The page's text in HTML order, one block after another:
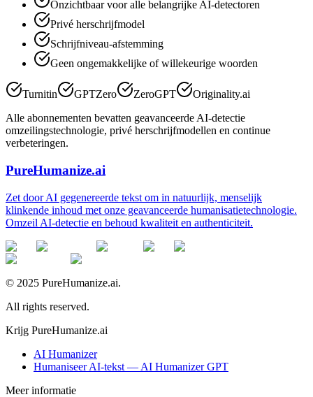
Onzichtbaar voor alle belangrijke AI-detectoren
Privé herschrijfmodel
Schrijfniveau-afstemming
Geen ongemakkelijke of willekeurige woorden
Turnitin GPTZero ZeroGPT
Originality.ai
Alle abonnementen bevatten geavanceerde AI-detectie
omzeilingstechnologie, privé herschrijfmodellen en continue
verbeteringen.
PureHumanize.ai
Zet door AI gegenereerde tekst om in natuurlijk, menselijk
klinkende inhoud met onze geavanceerde humanisatietechnologie.
Omzeil AI-detectie en behoud kwaliteit en authenticiteit.
© 2025 PureHumanize.ai.
All rights reserved.
Krijg PureHumanize.ai
AI Humanizer
Humaniseer AI-tekst — AI Humanizer GPT
Meer informatie